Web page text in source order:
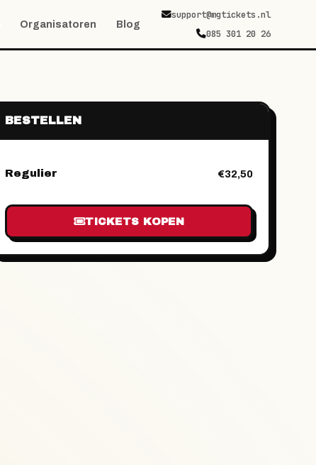
Organisatoren Blog
support@mgtickets.nl
085 301 20 26
BESTELLEN
Regulier €32,50
TICKETS KOPEN